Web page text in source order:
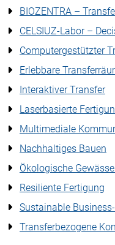
BIOZENTRA –
CELSIUZ-Labor –
Computergestützter
Erlebbare
Interaktiver Transfer
Laserbasierte
Multimediale
Nachhaltiges Bauen
Ökologische
Resiliente Fertigung
Sustainable
Transferbezogene